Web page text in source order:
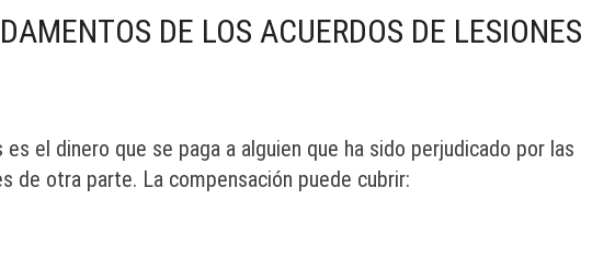
DE LOS ACUERDOS DE LESIONES
el dinero que se paga a alguien que ha sido perjudicado por las
de otra parte. La compensación puede cubrir: